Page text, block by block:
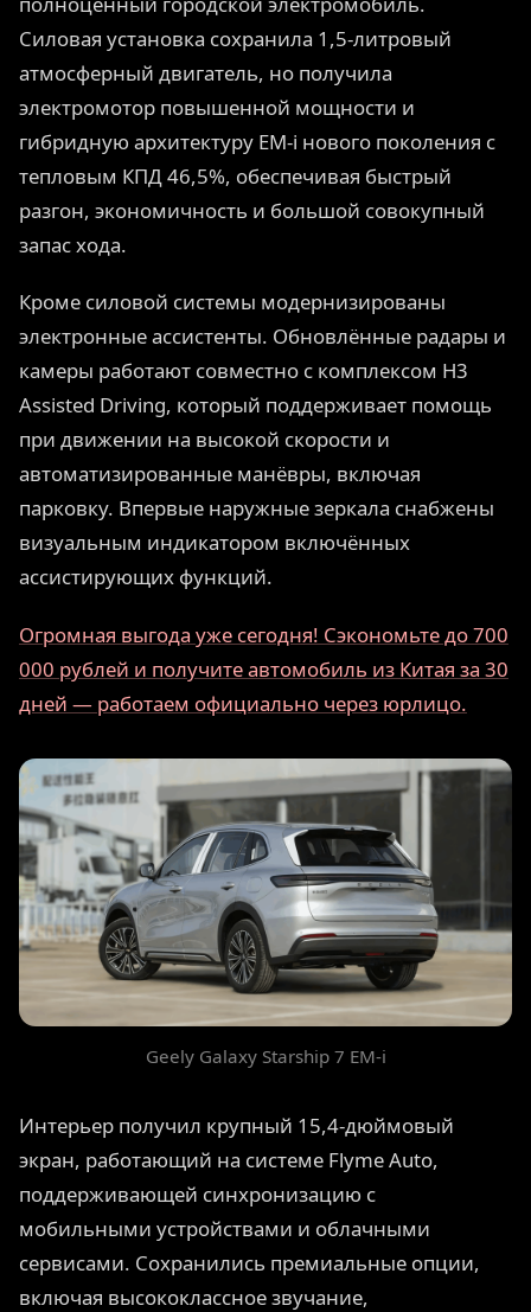
Силовая установка сохранила 1,5-литровый
атмосферный двигатель, но получила
электромотор повышенной мощности и
гибридную архитектуру EM-i нового поколения с
тепловым КПД 46,5%, обеспечивая быстрый
разгон, экономичность и большой совокупный
запас хода.
Кроме силовой системы модернизированы
электронные ассистенты. Обновлённые радары и
камеры работают совместно с комплексом H3
Assisted Driving, который поддерживает помощь
при движении на высокой скорости и
автоматизированные манёвры, включая
парковку. Впервые наружные зеркала снабжены
визуальным индикатором включённых
ассистирующих функций.
Огромная выгода уже сегодня! Сэкономьте до 700
000 рублей и получите автомобиль из Китая за 30
дней — работаем официально через юрлицо.
Geely Galaxy Starship 7 EM-i
Интерьер получил крупный 15,4-дюймовый
экран, работающий на системе Flyme Auto,
поддерживающей синхронизацию с
мобильными устройствами и облачными
сервисами. Сохранились премиальные опции,
включая высококлассное звучание,